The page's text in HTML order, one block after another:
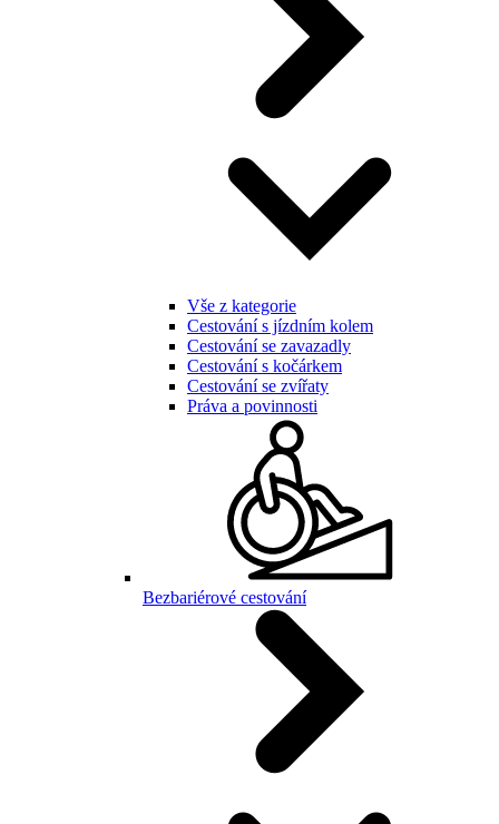
Vše z kategorie
Cestování s jízdním kolem
Cestování se zavazadly
Cestování s kočárkem
Cestování se zvířaty
Práva a povinnosti
Bezbariérové cestování